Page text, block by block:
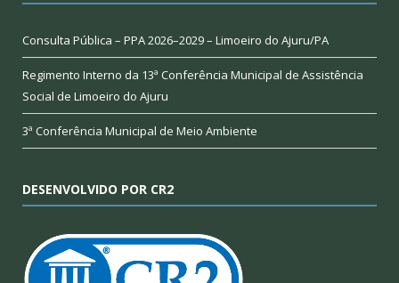
Consulta Pública – PPA 2026–2029 – Limoeiro do Ajuru/PA
Regimento Interno da 13ª Conferência Municipal de Assistência
Social de Limoeiro do Ajuru
3ª Conferência Municipal de Meio Ambiente
DESENVOLVIDO POR CR2